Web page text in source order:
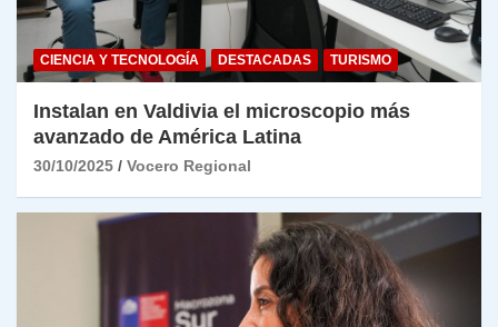
CIENCIA Y TECNOLOGÍA DESTACADAS TURISMO
Instalan en Valdivia el microscopio más
avanzado de América Latina
30/10/2025 Vocero Regional